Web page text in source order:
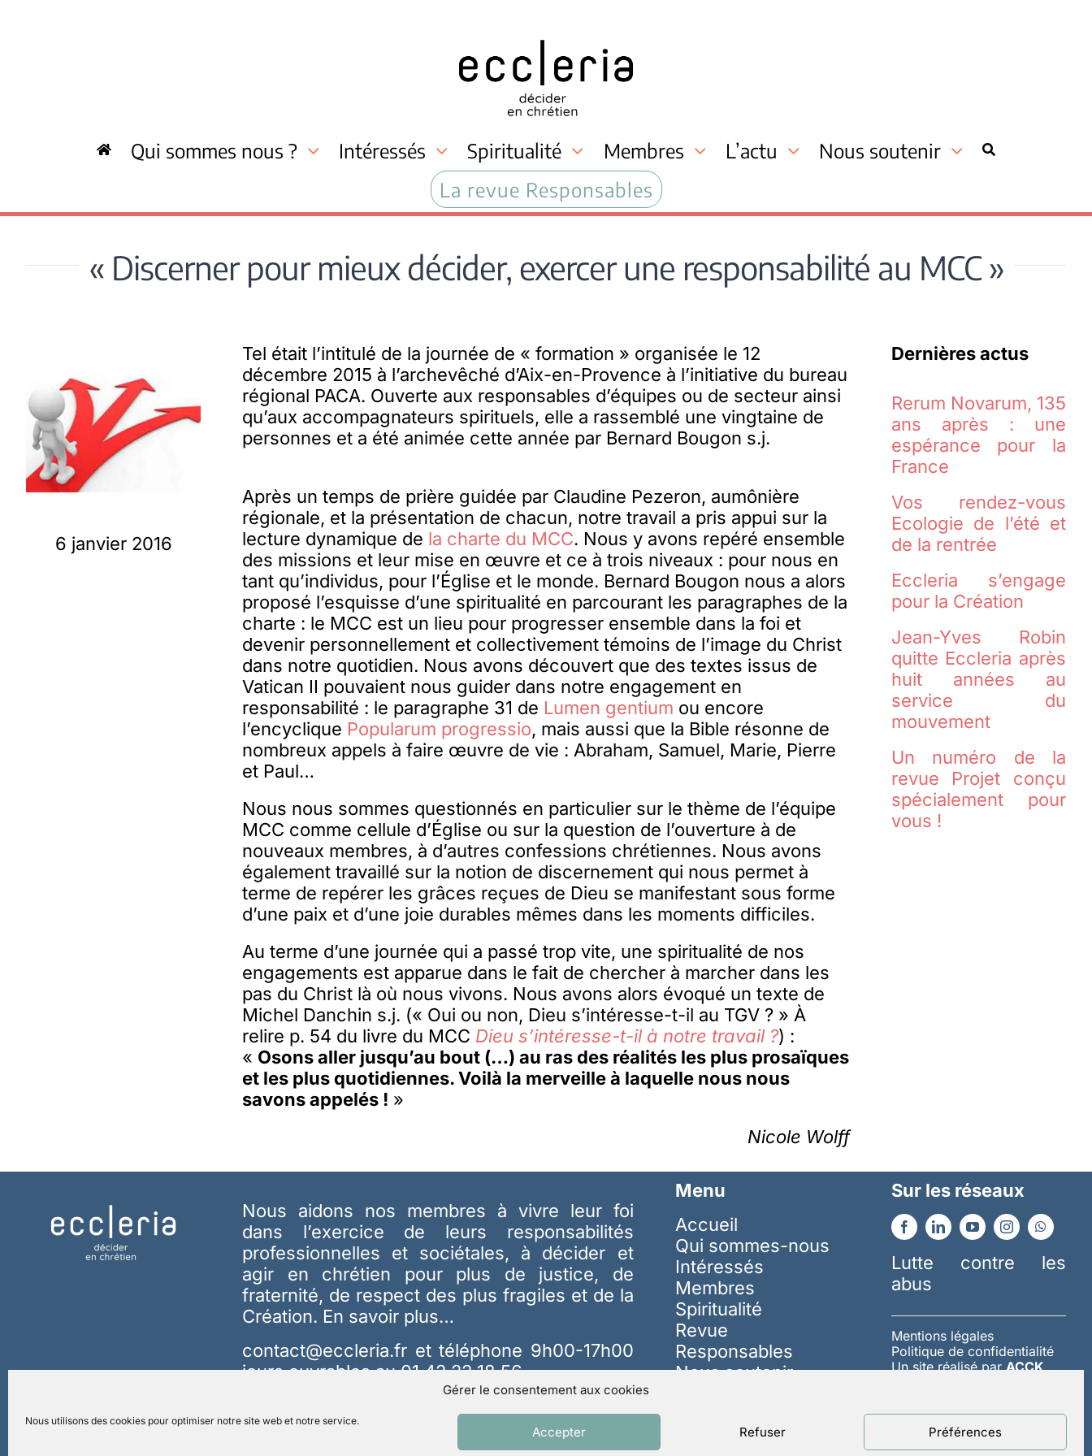
Gérer le consentement aux cookies
Nous utilisons des cookies pour optimiser notre site web et notre service.
Accepter Refuser Préférences
Qui sommes nous ? Intéressés Spiritualité Membres L’actu
Nous soutenir
La revue Responsables
« Discerner pour mieux décider, exercer une responsabilité au MCC »
6 janvier 2016
Tel était l’intitulé de la journée de « formation » organisée le 12
décembre 2015 à l’archevêché d’Aix-en-Provence à l’initiative du bureau
régional PACA. Ouverte aux responsables d’équipes ou de secteur ainsi
qu’aux accompagnateurs spirituels, elle a rassemblé une vingtaine de
personnes et a été animée cette année par Bernard Bougon s.j.
Après un temps de prière guidée par Claudine Pezeron, aumônière
régionale, et la présentation de chacun, notre travail a pris appui sur la
lecture dynamique de la charte du MCC. Nous y avons repéré ensemble
des missions et leur mise en œuvre et ce à trois niveaux : pour nous en
tant qu’individus, pour l’Église et le monde. Bernard Bougon nous a alors
proposé l’esquisse d’une spiritualité en parcourant les paragraphes de la
charte : le MCC est un lieu pour progresser ensemble dans la foi et
devenir personnellement et collectivement témoins de l’image du Christ
dans notre quotidien. Nous avons découvert que des textes issus de
Vatican II pouvaient nous guider dans notre engagement en
responsabilité : le paragraphe 31 de Lumen gentium ou encore
l’encyclique Popularum progressio, mais aussi que la Bible résonne de
nombreux appels à faire œuvre de vie : Abraham, Samuel, Marie, Pierre
et Paul…
Nous nous sommes questionnés en particulier sur le thème de l’équipe
MCC comme cellule d’Église ou sur la question de l’ouverture à de
nouveaux membres, à d’autres confessions chrétiennes. Nous avons
également travaillé sur la notion de discernement qui nous permet à
terme de repérer les grâces reçues de Dieu se manifestant sous forme
d’une paix et d’une joie durables mêmes dans les moments difficiles.
Au terme d’une journée qui a passé trop vite, une spiritualité de nos
engagements est apparue dans le fait de chercher à marcher dans les
pas du Christ là où nous vivons. Nous avons alors évoqué un texte de
Michel Danchin s.j. (« Oui ou non, Dieu s’intéresse-t-il au TGV ? » À
relire p. 54 du livre du MCC Dieu s’intéresse-t-il à notre travail ?) :
« Osons aller jusqu’au bout (…) au ras des réalités les plus prosaïques
et les plus quotidiennes. Voilà la merveille à laquelle nous nous
savons appelés ! »
Nicole Wolff
Dernières actus
Rerum Novarum, 135
ans après : une
espérance pour la
France
Vos rendez-vous
Ecologie de l’été et
de la rentrée
Eccleria s’engage
pour la Création
Jean-Yves Robin
quitte Eccleria après
huit années au
service du
mouvement
Un numéro de la
revue Projet conçu
spécialement pour
vous !
Nous aidons nos membres à vivre leur foi
dans l’exercice de leurs responsabilités
professionnelles et sociétales, à décider et
agir en chrétien pour plus de justice, de
fraternité, de respect des plus fragiles et de la
Création. En savoir plus…
contact@eccleria.fr et téléphone 9h00-17h00
jours ouvrables au 01 42 22 18 56
Menu
Accueil
Qui sommes-nous
Intéressés
Membres
Spiritualité
Revue
Responsables
Nous soutenir
Sur les réseaux
Lutte contre les
abus
Mentions légales
Politique de confidentialité
Un site réalisé parACCK